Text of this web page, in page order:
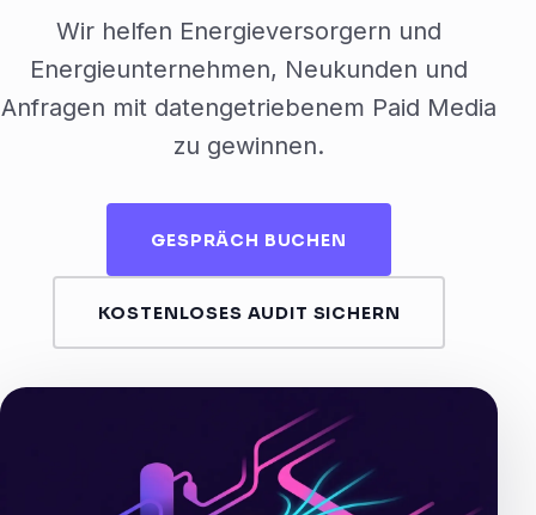
Wir helfen Energieversorgern und
Energieunternehmen, Neukunden und
Anfragen mit datengetriebenem Paid Media
zu gewinnen.
GESPRÄCH BUCHEN
KOSTENLOSES AUDIT SICHERN